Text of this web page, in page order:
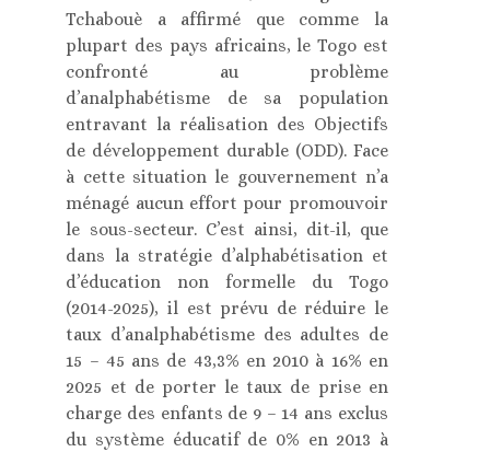
Tchabouè a affirmé que comme la
plupart des pays africains, le Togo est
confronté au problème
d’analphabétisme de sa population
entravant la réalisation des Objectifs
de développement durable (ODD). Face
à cette situation le gouvernement n’a
ménagé aucun effort pour promouvoir
le sous-secteur. C’est ainsi, dit-il, que
dans la stratégie d’alphabétisation et
d’éducation non formelle du Togo
(2014-2025), il est prévu de réduire le
taux d’analphabétisme des adultes de
15 – 45 ans de 43,3% en 2010 à 16% en
2025 et de porter le taux de prise en
charge des enfants de 9 – 14 ans exclus
du système éducatif de 0% en 2013 à